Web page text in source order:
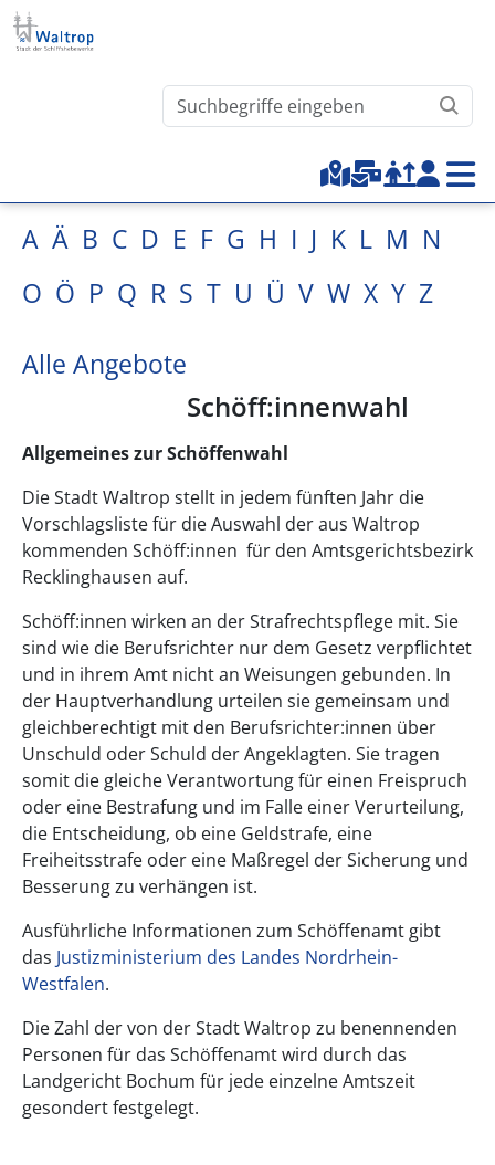
Direkt zum Inhalt
Waltrop.de durchsuchen
Top-Menu
A Ä B C D E F G H I J K L M N
O Ö P Q R S T U Ü V W X Y Z
Alle Angebote
Schöff:innenwahl
Allgemeines zur Schöffenwahl
Die Stadt Waltrop stellt in jedem fünften Jahr die
Vorschlagsliste für die Auswahl der aus Waltrop
kommenden Schöff:innen für den Amtsgerichtsbezirk
Recklinghausen auf.
Schöff:innen wirken an der Strafrechtspflege mit. Sie
sind wie die Berufsrichter nur dem Gesetz verpflichtet
und in ihrem Amt nicht an Weisungen gebunden. In
der Hauptverhandlung urteilen sie gemeinsam und
gleichberechtigt mit den Berufsrichter:innen über
Unschuld oder Schuld der Angeklagten. Sie tragen
somit die gleiche Verantwortung für einen Freispruch
oder eine Bestrafung und im Falle einer Verurteilung,
die Entscheidung, ob eine Geldstrafe, eine
Freiheitsstrafe oder eine Maßregel der Sicherung und
Besserung zu verhängen ist.
Ausführliche Informationen zum Schöffenamt gibt
das Justizministerium des Landes Nordrhein-
Westfalen.
Die Zahl der von der Stadt Waltrop zu benennenden
Personen für das Schöffenamt wird durch das
Landgericht Bochum für jede einzelne Amtszeit
gesondert festgelegt.